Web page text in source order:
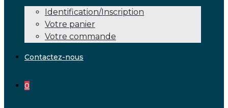
Identification/Inscription
Votre panier
Votre commande
Contactez-nous
0